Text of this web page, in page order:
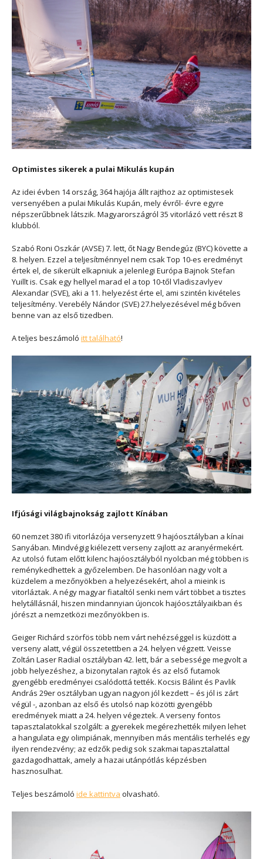
Optimistes sikerek a pulai Mikulás kupán
Az idei évben 14 ország, 364 hajója állt rajthoz az optimistesek
versenyében a pulai Mikulás Kupán, mely évről- évre egyre
népszerűbbnek látszik. Magyarországról 35 vitorlázó vett részt 8
klubból.
Szabó Roni Oszkár (AVSE) 7. lett, őt Nagy Bendegúz (BYC) követte a
8. helyen. Ezzel a teljesítménnyel nem csak Top 10-es eredményt
értek el, de sikerült elkapniuk a jelenlegi Európa Bajnok Stefan
Yuillt is. Csak egy hellyel marad el a top 10-től Vladiszavlyev
Alexandar (SVE), aki a 11. helyezést érte el, ami szintén kivételes
teljesítmény. Verebély Nándor (SVE) 27.helyezésével még bőven
benne van az első tizedben.
A teljes beszámoló itt található!
Ifjúsági világbajnokság zajlott Kínában
60 nemzet 380 ifi vitorlázója versenyzett 9 hajóosztályban a kínai
Sanyában. Mindvégig kiélezett verseny zajlott az aranyérmekért.
Az utolsó futam előtt kilenc hajóosztályból nyolcban még többen is
reménykedhettek a győzelemben. De hasonlóan nagy volt a
küzdelem a mezőnyökben a helyezésekért, ahol a mieink is
vitorláztak. A négy magyar fiataltól senki nem várt többet a tisztes
helytállásnál, hiszen mindannyian újoncok hajóosztályaikban és
jórészt a nemzetközi mezőnyökben is.
Geiger Richárd szörfös több nem várt nehézséggel is küzdött a
verseny alatt, végül összetettben a 24. helyen végzett. Veisse
Zoltán Laser Radial osztályban 42. lett, bár a sebessége megvolt a
jobb helyezéshez, a bizonytalan rajtok és az első futamok
gyengébb eredményei csalódottá tették. Kocsis Bálint és Pavlik
András 29er osztályban ugyan nagyon jól kezdett – és jól is zárt
végül -, azonban az első és utolsó nap közötti gyengébb
eredmények miatt a 24. helyen végeztek. A verseny fontos
tapasztalatokkal szolgált: a gyerekek megérezhették milyen lehet
a hangulata egy olimpiának, mennyiben más mentális terhelés egy
ilyen rendezvény; az edzők pedig sok szakmai tapasztalattal
gazdagodhattak, amely a hazai utánpótlás képzésben
hasznosulhat.
Teljes beszámoló ide kattintva olvasható.